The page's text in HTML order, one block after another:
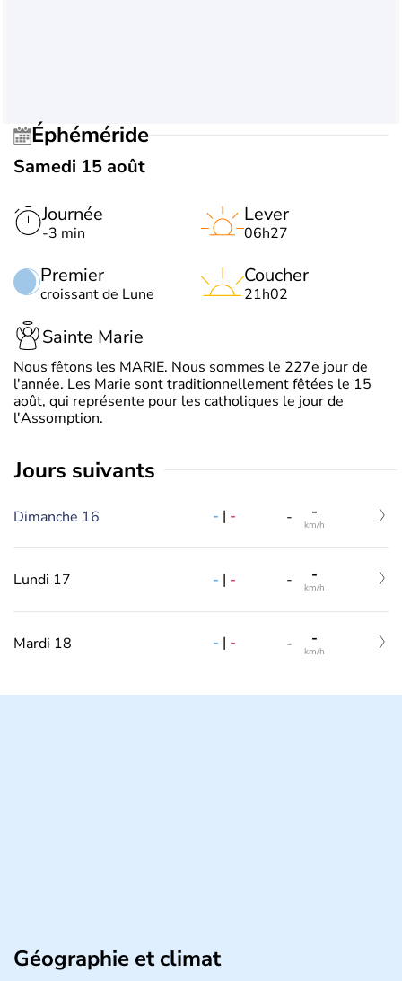
Éphéméride
Samedi 15 août
Journée
-3 min
Premier
croissant de Lune
Lever
06h27
Coucher
21h02
Sainte Marie
Nous fêtons les MARIE. Nous sommes le 227e jour de
l'année. Les Marie sont traditionnellement fêtées le 15
août, qui représente pour les catholiques le jour de
l'Assomption.
jours suivants
Dimanche 16 - | - - -
km/h
Lundi 17 - | - - -
km/h
Mardi 18 - | - - -
km/h
Géographie et climat